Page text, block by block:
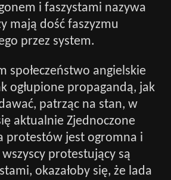
i faszystami nazywa
mają dość faszyzmu
przez system.
społeczeństwo angielskie
ogłupione propagandą, jak
patrząc na stan, w
aktualnie Zjednoczone
protestów jest ogromna i
protestujący są
okazałoby się, że lada